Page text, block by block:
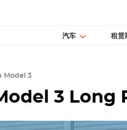
汽车 租赁
Model 3
3 Long